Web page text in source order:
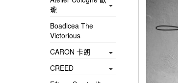
瓏
Boadicea The
Victorious
CARON 卡朗
CREED